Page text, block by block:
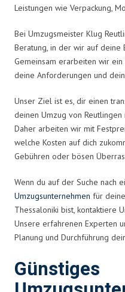
Leistungen wie Verpackung,
Bei Umzugsmeister Klug
Beratung, in der wir auf deine
Gemeinsam erarbeiten wir
deine Anforderungen und
Unser Ziel ist es, dir einen
deinen Umzug von
Daher arbeiten wir mit
welche Kosten auf dich
Gebühren oder bösen
Wenn du auf der Suche nach
Umzugsunternehmen für
Thessaloniki bist, kontaktiere
Unsere erfahrenen Experten
Planung und Durchführung
Günstiges